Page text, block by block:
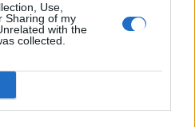
Use,
Sharing of my
with the
collected.
28 Αυγούστου για τις